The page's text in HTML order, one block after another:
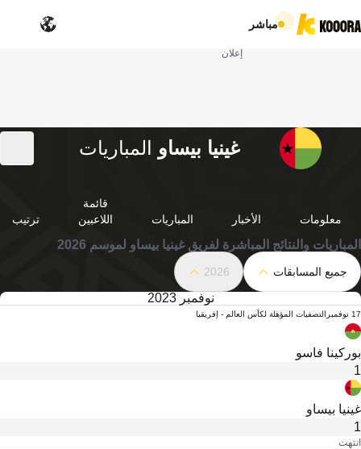
مباشر
إعلان
غينيا بيساو المباريات
معلومات الأخبار المباريات
قائمة
اللاعبين
ترتيب
المباريات والنتائج المباشرة لفريق غينيا بيساو لموسم 2026
جميع المسابقات 2026
نوفمبر 2023
17 نوفمبر التصفيات المؤهلة لكأس العالم - إفريقيا
بوركينا فاسو
1
غينيا بيساو
1
انتهت